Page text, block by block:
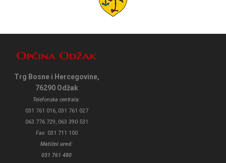
Trg Bosne i Hercegovine,
76290 Odžak
Telefonska centrala:
031 761 016, 031 761 027
063 776 729, 063 390 531
Fax: 031 711 100
Matični ured:
031 761 480